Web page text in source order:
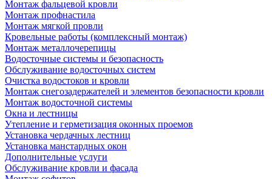
Монтаж фальцевой кровли
Монтаж профнастила
Монтаж мягкой провли
Кровельные работы (комплексный монтаж)
Монтаж металлочерепицы
Водосточные системы и безопасность
Обслуживание водосточных систем
Очистка водостоков и кровли
Монтаж снегозадержателей и элементов безопасности кровли
Монтаж водосточной системы
Окна и лестницы
Утепление и герметизация оконных проемов
Установка чердачных лестниц
Установка манстардных окон
Дополнительные услуги
Обслуживание кровли и фасада